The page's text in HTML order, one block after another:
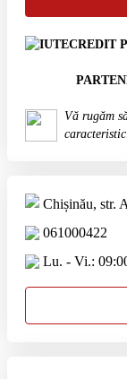
Vă rugăm
Chișinău, str.
061000422
Lu. - Vi.: